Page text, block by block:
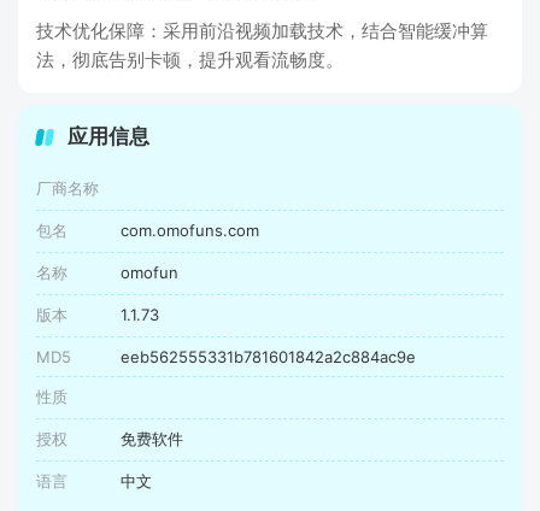
技术优化保障：采用前沿视频加载技术，结合智能缓冲算
法，彻底告别卡顿，提升观看流畅度。
应用信息
厂商名称
包名 com.omofuns.com
名称 omofun
版本 1.1.73
MD5 eeb562555331b781601842a2c884ac9e
性质
授权 免费软件
语言 中文